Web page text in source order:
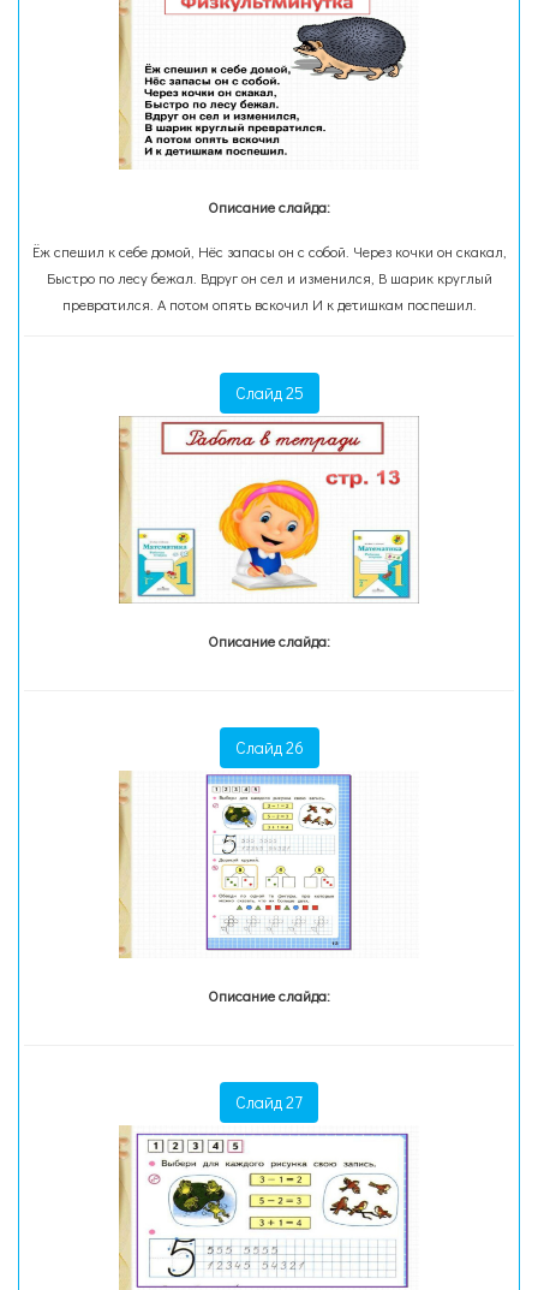
Описание слайда:
Ёж спешил к себе домой, Нёс запасы он с собой. Через кочки он скакал,
Быстро по лесу бежал. Вдруг он сел и изменился, В шарик круглый
превратился. А потом опять вскочил И к детишкам поспешил.
Слайд 25
Описание слайда:
Слайд 26
Описание слайда:
Слайд 27